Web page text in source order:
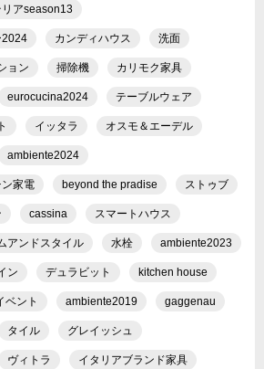
アseason13
2024 カンディハウス 洗面
ョン 掃除機 カリモク家具
eurocucina2024 テーブルウェア
イッタラ オスモ＆エーデル
ambiente2024
家電 beyond the pradise ストゥブ
cassina スマートハウス
アンドスタイル 水栓 ambiente2023
ン デュラビット kitchen house
ベント ambiente2019 gaggenau
タイル グレイッシュ
ヴィトラ イタリアブランド家具